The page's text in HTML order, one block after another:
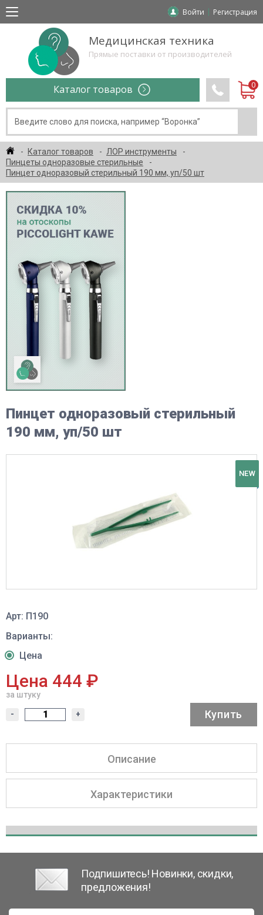
Войти Регистрация
Медицинская техника
Прямые поставки от производителей
Каталог товаров
Каталог товаров
ЛОР инструменты
Пинцеты одноразовые стерильные
Пинцет одноразовый стерильный 190 мм, уп/50 шт
Пинцет одноразовый стерильный
190 мм, уп/50 шт
NEW
Арт: П190
Варианты:
Цена
Цена 444 ₽
за штуку
- + Купить
Описание
Характеристики
Подпишитесь! Новинки, скидки,
предложения!